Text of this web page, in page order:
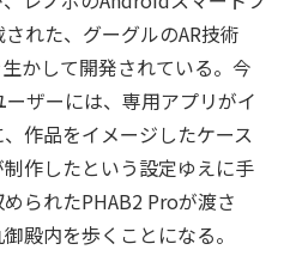
れた、グーグルのAR技術
かして開発されている。今
ザーには、専用アプリがイ
作品をイメージしたケース
制作したという設定ゆえに手
られたPHAB2 Proが渡さ
殿内を歩くことになる。